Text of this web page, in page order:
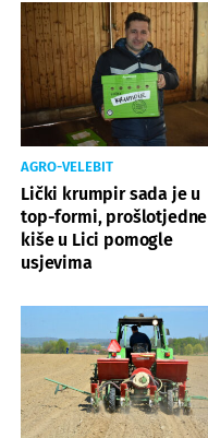
AGRO-VELEBIT
Lički krumpir sada je u
top-formi, prošlotjedne
kiše u Lici pomogle
usjevima